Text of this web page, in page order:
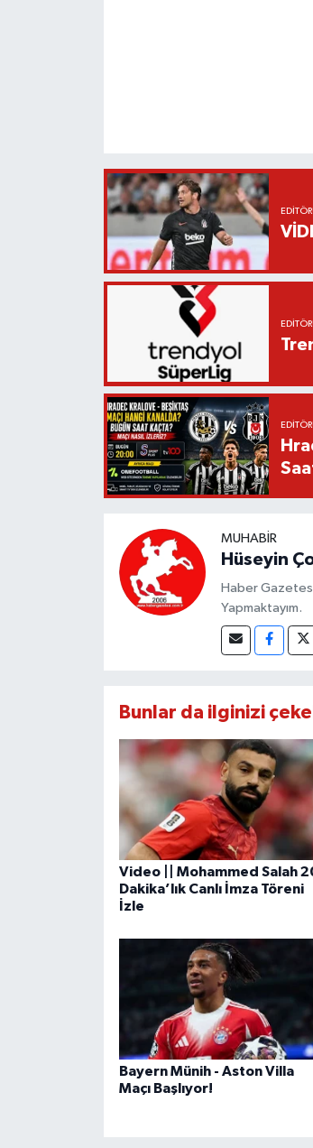
MUHABIR
Hüseyin
Haber
Yapmaktayım.
Bunlar da ilginizi
Video || Mohammed Salah
Dakika’lık Canlı İmza Töreni
İzle
Bayern Münih - Aston Villa
Maçı Başlıyor!